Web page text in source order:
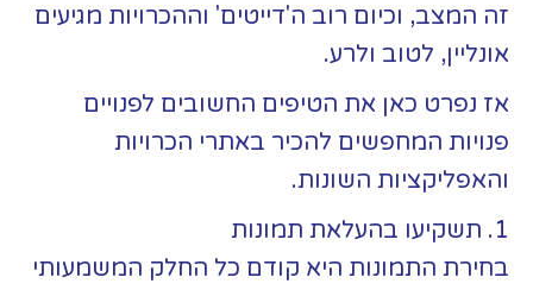
זה המצב, וכיום רוב ה'דייטים' וההכרויות מגיעים
אונליין, לטוב ולרע.
אז נפרט כאן את הטיפים החשובים לפנויים
פנויות המחפשים להכיר באתרי הכרויות
והאפליקציות השונות.
1. תשקיעו בהעלאת תמונות
בחירת התמונות היא קודם כל החלק המשמעותי